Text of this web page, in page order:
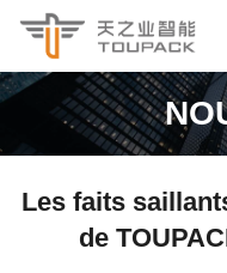
Les faits
de